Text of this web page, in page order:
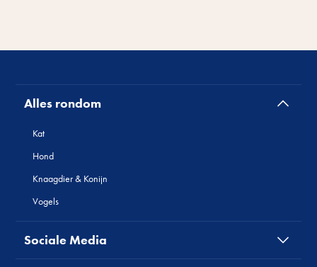
Alles rondom
Kat
Hond
Knaagdier & Konijn
Vogels
Sociale Media